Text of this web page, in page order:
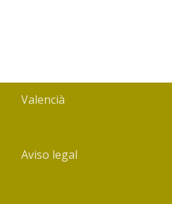
Valencià
Aviso legal